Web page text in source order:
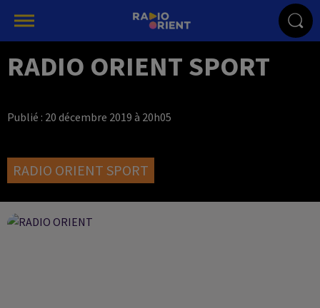
RADIO ORIENT SPORT
Publié : 20 décembre 2019 à 20h05
RADIO ORIENT SPORT